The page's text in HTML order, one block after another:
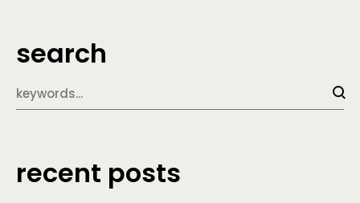
search
recent posts